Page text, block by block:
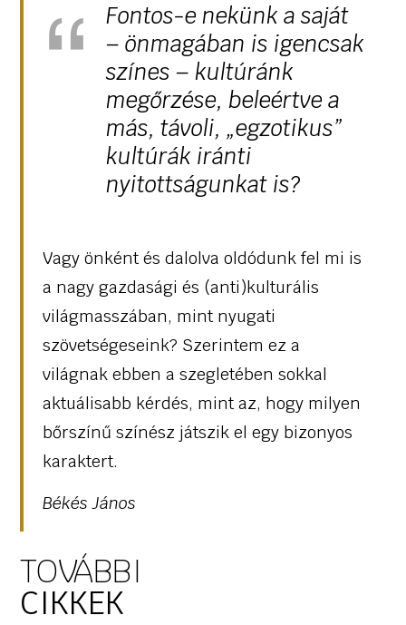
Fontos-e nekünk a saját
– önmagában is igencsak
színes – kultúránk
megőrzése, beleértve a
más, távoli, „egzotikus”
kultúrák iránti
nyitottságunkat is?
Vagy önként és dalolva oldódunk fel mi is
a nagy gazdasági és (anti)kulturális
világmasszában, mint nyugati
szövetségeseink? Szerintem ez a
világnak ebben a szegletében sokkal
aktuálisabb kérdés, mint az, hogy milyen
bőrszínű színész játszik el egy bizonyos
karaktert.
Békés János
TOVÁBBI
CIKKEK